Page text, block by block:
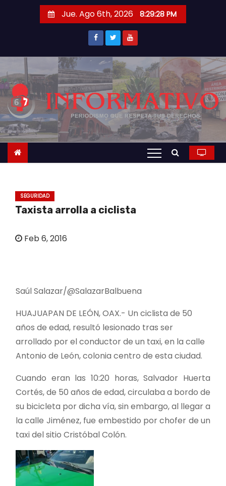
r
a
c
o
t
Jue. Ago 6th, 2026 8:29:29 PM
SEGURIDAD
Taxista arrolla a ciclista
Feb 6, 2016
Saúl Salazar/@SalazarBalbuena
HUAJUAPAN DE LEÓN, OAX.- Un ciclista de 50
años de edad, resultó lesionado tras ser
arrollado por el conductor de un taxi, en la calle
Antonio de León, colonia centro de esta ciudad.
Cuando eran las 10:20 horas, Salvador Huerta
Cortés, de 50 años de edad, circulaba a bordo de
su bicicleta por dicha vía, sin embargo, al llegar a
la calle Jiménez, fue embestido por chofer de un
taxi del sitio Cristóbal Colón.